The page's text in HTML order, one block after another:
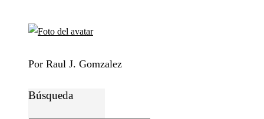
Por Raul J. Gomzalez
Búsqueda